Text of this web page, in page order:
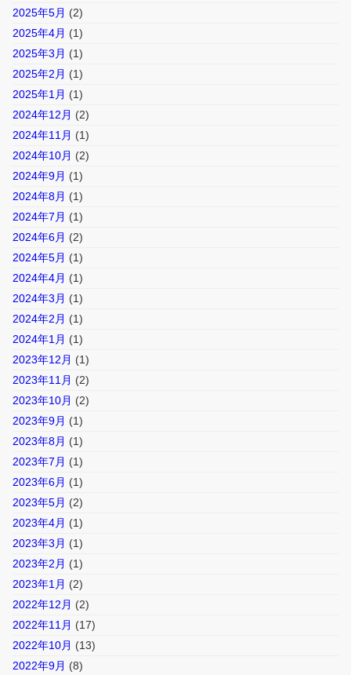
2025年5月 (2)
2025年4月 (1)
2025年3月 (1)
2025年2月 (1)
2025年1月 (1)
2024年12月 (2)
2024年11月 (1)
2024年10月 (2)
2024年9月 (1)
2024年8月 (1)
2024年7月 (1)
2024年6月 (2)
2024年5月 (1)
2024年4月 (1)
2024年3月 (1)
2024年2月 (1)
2024年1月 (1)
2023年12月 (1)
2023年11月 (2)
2023年10月 (2)
2023年9月 (1)
2023年8月 (1)
2023年7月 (1)
2023年6月 (1)
2023年5月 (2)
2023年4月 (1)
2023年3月 (1)
2023年2月 (1)
2023年1月 (2)
2022年12月 (2)
2022年11月 (17)
2022年10月 (13)
2022年9月 (8)